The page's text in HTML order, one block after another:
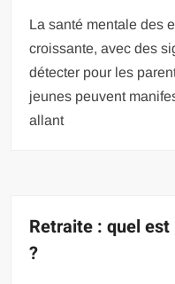
La santé mentale des
croissante, avec des
détecter pour les
jeunes peuvent
allant
Retraite : quel
?